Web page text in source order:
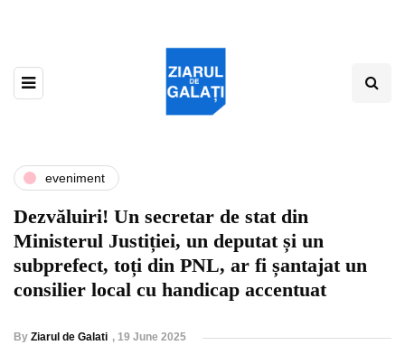
eveniment
Dezvăluiri! Un secretar de stat din
Ministerul Justiției, un deputat și un
subprefect, toți din PNL, ar fi șantajat un
consilier local cu handicap accentuat
By Ziarul de Galati , 19 June 2025